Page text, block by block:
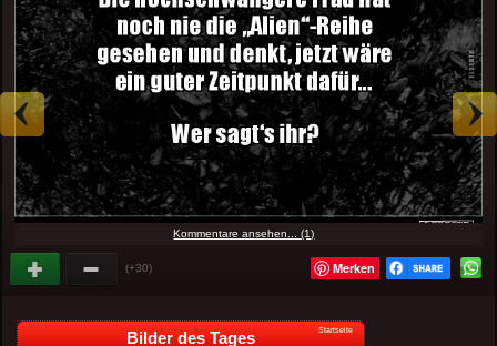
Kommentare ansehen... (1)
(+30) Merken
Bilder des Tages Startseite